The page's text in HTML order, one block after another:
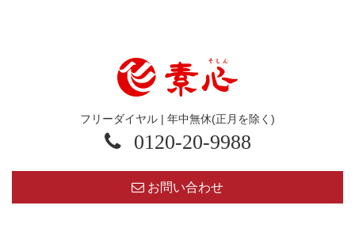
フリーダイヤル | 年中無休(正月を除く)
0120-20-9988
お問い合わせ